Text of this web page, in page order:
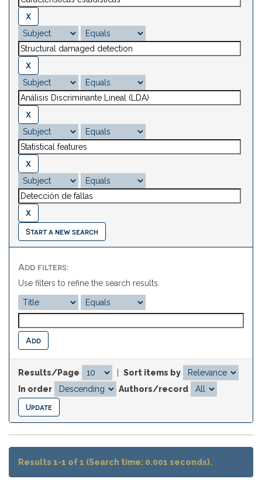
Start a new search
Add filters:
Use filters to refine the search results.
Results/Page
Sort items by
In order
Authors/record
Results 1-1 of 1 (Search time: 0.001 seconds).